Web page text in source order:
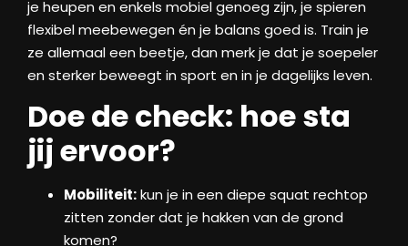
je heupen en enkels mobiel genoeg zijn, je spieren
flexibel meebewegen én je balans goed is. Train je
ze allemaal een beetje, dan merk je dat je soepeler
en sterker beweegt in sport en in je dagelijks leven.
Doe de check: hoe sta
jij ervoor?
Mobiliteit:kun je in een diepe squat rechtop
zitten zonder dat je hakken van de grond
komen?